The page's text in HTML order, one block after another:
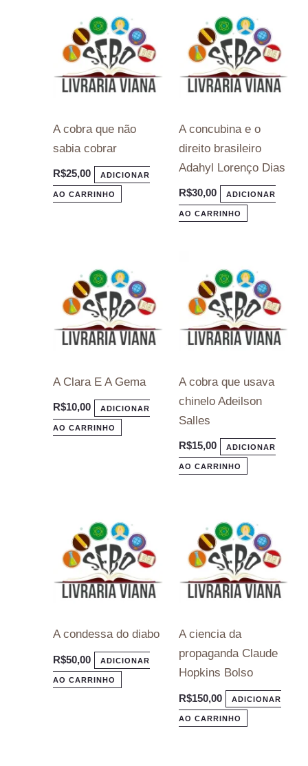
A cobra que não
sabia cobrar
R$25,00 ADICIONAR
AO CARRINHO
A concubina e o
direito brasileiro
Adahyl Lorenço Dias
R$30,00 ADICIONAR
AO CARRINHO
A Clara E A Gema
R$10,00 ADICIONAR
AO CARRINHO
A cobra que usava
chinelo Adeilson
Salles
R$15,00 ADICIONAR
AO CARRINHO
A condessa do diabo
R$50,00 ADICIONAR
AO CARRINHO
A ciencia da
propaganda Claude
Hopkins Bolso
R$150,00 ADICIONAR
AO CARRINHO